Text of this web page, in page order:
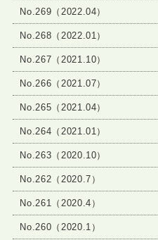
No.269（2022.04）
No.268（2022.01）
No.267（2021.10）
No.266（2021.07）
No.265（2021.04）
No.264（2021.01）
No.263（2020.10）
No.262（2020.7）
No.261（2020.4）
No.260（2020.1）